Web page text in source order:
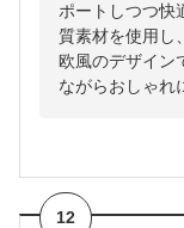
ポートしつつ快
質素材を使用し
欧風のデザイン
ながらおしゃれ
12